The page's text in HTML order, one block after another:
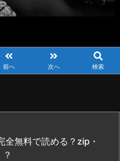
前へ 次へ 検索
全無料で読める？zip・